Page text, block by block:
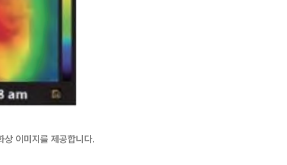
이미지를 제공합니다.